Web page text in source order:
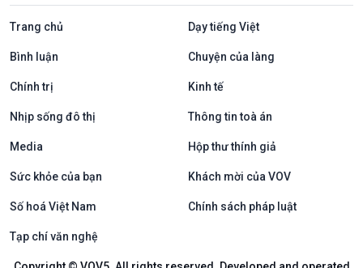
Trang chủ Dạy tiếng Việt
Bình luận Chuyện của làng
Chính trị Kinh tế
Nhịp sống đô thị Thông tin toà án
Media Hộp thư thính giả
Sức khỏe của bạn Khách mời của VOV
Số hoá Việt Nam Chính sách pháp luật
Tạp chí văn nghệ